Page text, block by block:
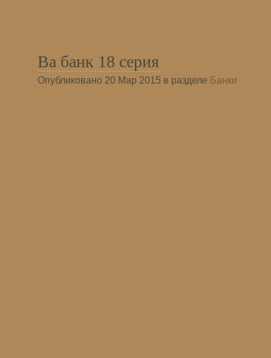
Ва банк 18 серия
Опубликовано 20 Мар 2015 в разделе Банки